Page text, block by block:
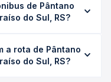
2h, podendo variar
(convencional,
desejada.
de Pântano
do Sul, RS?
em média R$
a empresa, o
a rota de Pântano
do Sul, RS?